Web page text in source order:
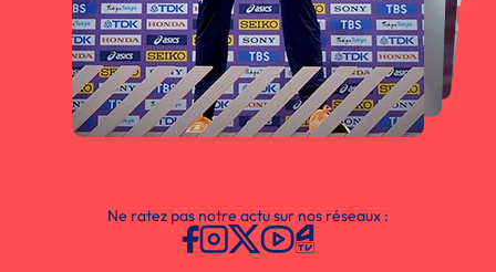
Ne ratez pas notre actu sur nos réseaux :